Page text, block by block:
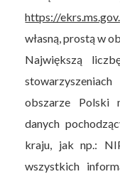
https://
własną, prostą w
Największą
obszarze Polski
danych
kraju, jak np.:
wszystkich